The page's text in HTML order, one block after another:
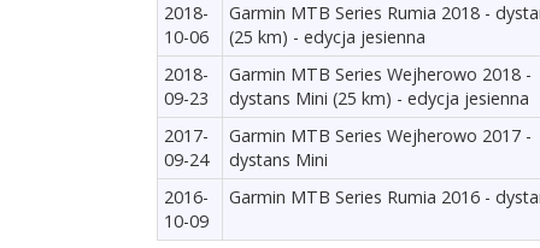
2018-
10-06
Garmin MTB Series Rumia 2018 -
(25 km) - edycja jesienna
2018-
09-23
Garmin MTB Series Wejherowo 2018 -
dystans Mini (25 km) - edycja jesienna
2017-
09-24
Garmin MTB Series Wejherowo 2017 -
dystans Mini
2016-
10-09
Garmin MTB Series Rumia 2016 -